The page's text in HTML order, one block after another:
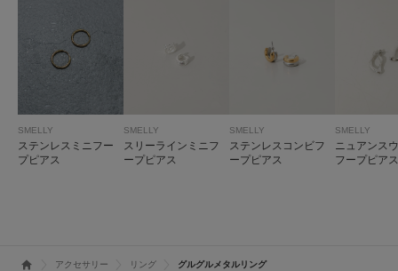
SMELLY
ステンレスミニフー
プピアス
SMELLY
スリーラインミニフ
ープピアス
SMELLY
ステンレスコンビフ
ープピアス
SMELLY
ニュアンス
フープピアス
アクセサリー リング グルグルメタルリング